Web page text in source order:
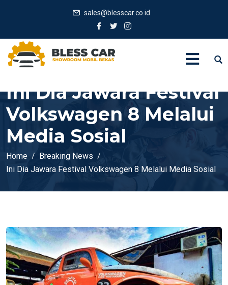
sales@blesscar.co.id
Ini Dia Jawara Festival
Volkswagen 8 Melalui
Media Sosial
Home
Breaking News
Ini Dia Jawara Festival Volkswagen 8 Melalui Media Sosial